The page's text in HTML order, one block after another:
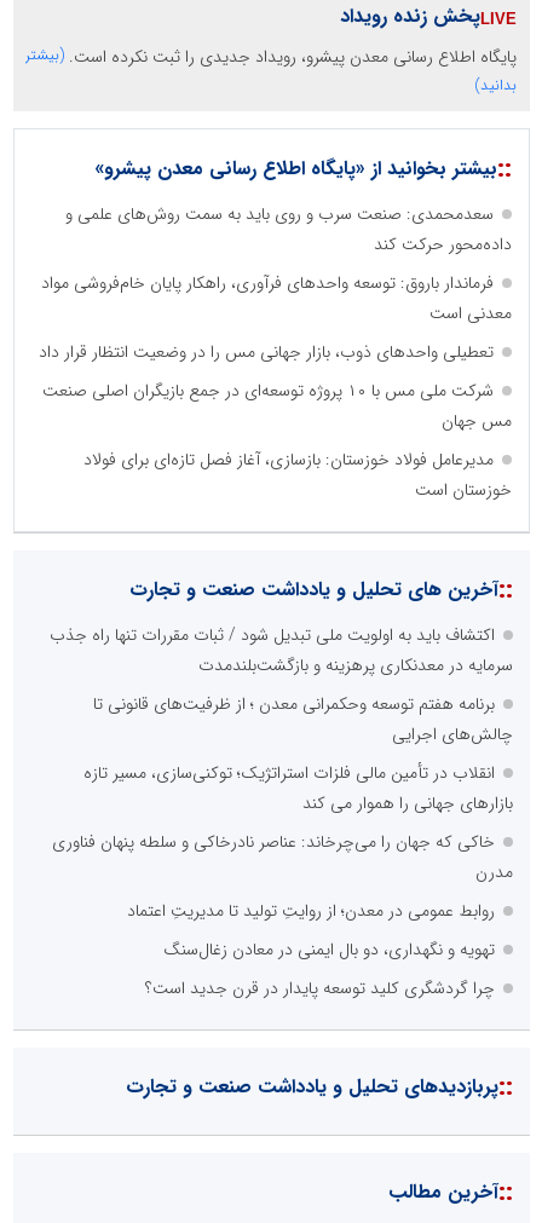
پخش زنده رویداد
پایگاه اطلاع رسانی معدن پیشرو، رویداد جدیدی را ثبت نکرده است. (بیشتر
بدانید)
::بیشتر بخوانید از «پایگاه اطلاع رسانی معدن پیشرو»
سعدمحمدی: صنعت سرب و روی باید به سمت روش‌های علمی و
داده‌محور حرکت کند
فرماندار باروق: توسعه واحدهای فرآوری، راهکار پایان خام‌فروشی مواد
معدنی است
تعطیلی واحدهای ذوب، بازار جهانی مس را در وضعیت انتظار قرار داد
شرکت ملی مس با ۱۰ پروژه توسعه‌ای در جمع بازیگران اصلی صنعت
مس جهان
مدیرعامل فولاد خوزستان: بازسازی، آغاز فصل تازه‌ای برای فولاد
خوزستان است
::آخرین های تحلیل و یادداشت صنعت و تجارت
اکتشاف باید به اولویت ملی تبدیل شود / ثبات مقررات تنها راه جذب
سرمایه در معدنکاری پرهزینه و بازگشت‌بلندمدت
برنامه هفتم توسعه وحکمرانی معدن ؛ از ظرفیت‌های قانونی تا
چالش‌های اجرایی
انقلاب در تأمین مالی فلزات استراتژیک؛ توکنی‌سازی، مسیر تازه
بازارهای جهانی را هموار می کند
خاکی که جهان را می‌چرخاند: عناصر نادرخاکی و سلطه پنهان فناوری
مدرن
روابط عمومی در معدن؛ از روایتِ تولید تا مدیریتِ اعتماد
تهویه و نگهداری‌، دو بال ایمنی در معادن زغال‌سنگ
چرا گردشگری کلید توسعه پایدار در قرن جدید است؟
::پربازدیدهای تحلیل و یادداشت صنعت و تجارت
::آخرین مطالب